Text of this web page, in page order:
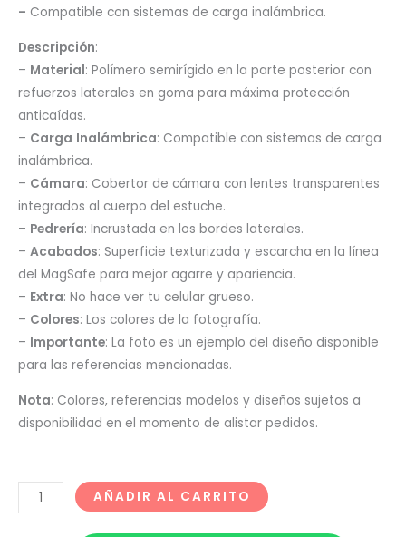
– Compatible con sistemas de carga inalámbrica.
Descripción:
– Material: Polímero semirígido en la parte posterior con
refuerzos laterales en goma para máxima protección
anticaídas.
– Carga Inalámbrica: Compatible con sistemas de carga
inalámbrica.
– Cámara: Cobertor de cámara con lentes transparentes
integrados al cuerpo del estuche.
– Pedrería: Incrustada en los bordes laterales.
– Acabados: Superficie texturizada y escarcha en la línea
del MagSafe para mejor agarre y apariencia.
– Extra: No hace ver tu celular grueso.
– Colores: Los colores de la fotografía.
– Importante: La foto es un ejemplo del diseño disponible
para las referencias mencionadas.
Nota: Colores, referencias modelos y diseños sujetos a
disponibilidad en el momento de alistar pedidos.
AÑADIR AL CARRITO